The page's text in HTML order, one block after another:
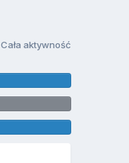
Cała aktywność